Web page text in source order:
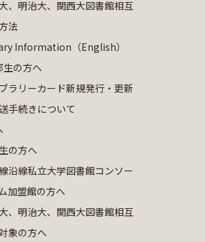
、明治大、関西大図書館相互
法
Information（English）
生の方へ
ラリーカード新規発行・更新
手続きについて
の方へ
沿線私立大学図書館コンソー
加盟館の方へ
、明治大、関西大図書館相互
象の方へ